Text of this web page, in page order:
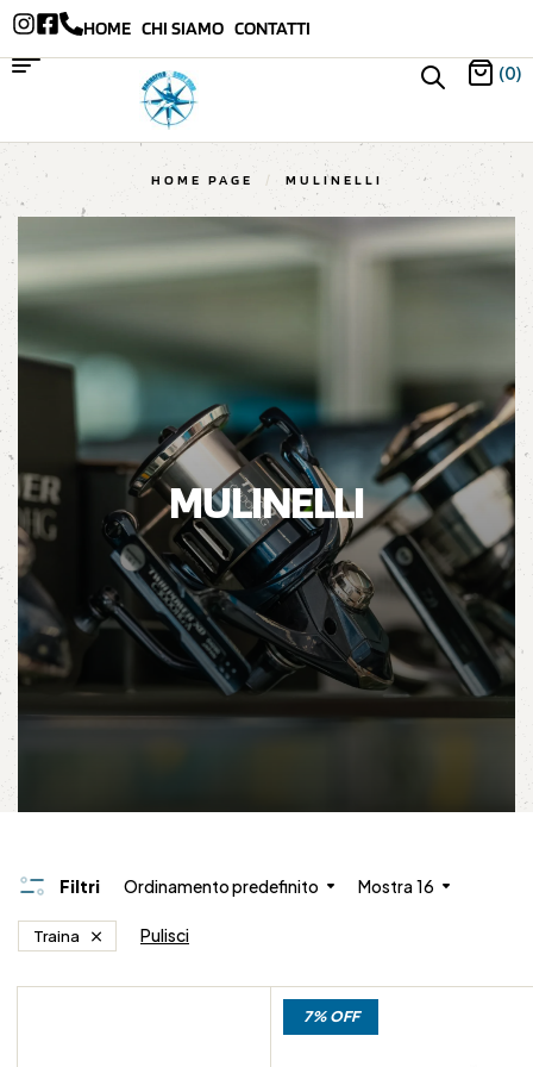
HOME CHI SIAMO CONTATTI
(0)
HOME PAGE / MULINELLI
MULINELLI
Filtri Ordinamento predefinito Mostra16
Traina Pulisci
7% OFF